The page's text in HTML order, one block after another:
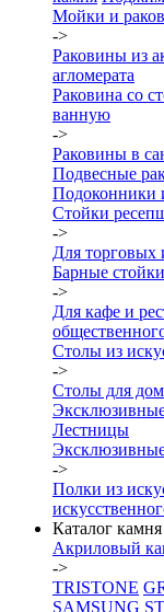
Мойки и
->
Раковины из
агломерата
Раковина со
ванную
->
Раковины в
Подвесные
Подоконники
Стойки
->
Для торговых
Барные
->
Для кафе и
Столы из
->
Столы для
Лестницы
Эксклюзивные
->
Полки из
Каталог камня
Акриловый
->
TRISTONE
SAMSUNG